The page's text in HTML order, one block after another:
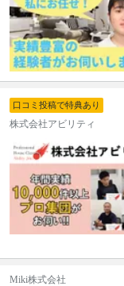
口コミ投稿で特典あり
株式会社アビリティ
Miki株式会社